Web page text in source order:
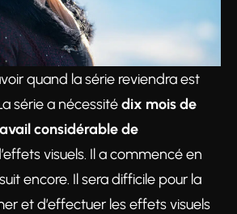
quand la série reviendra est
série a nécessitédix mois de
considérable de
visuels. Il a commencé en
encore. Il sera difficile pour la
et d’effectuer les effets visuels